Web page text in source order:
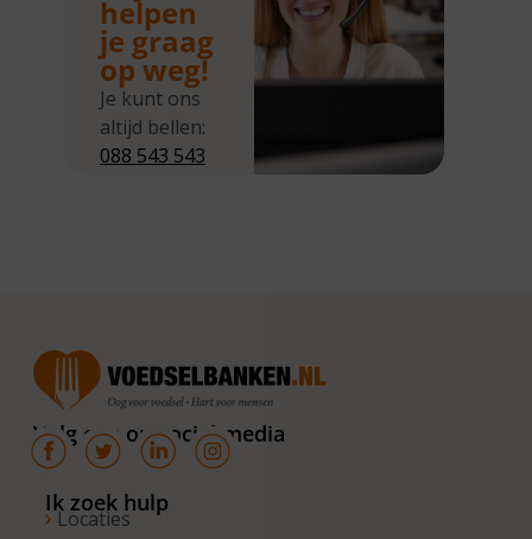
helpen
je graag
op weg!
Je kunt ons
altijd bellen:
088 543 543
van 10.00 –
16.00 uur. Op
de vrijdagen
zijn wij
bereikbaar
van 10.00 –
Volg ons op social media
Ik zoek hulp
Locaties